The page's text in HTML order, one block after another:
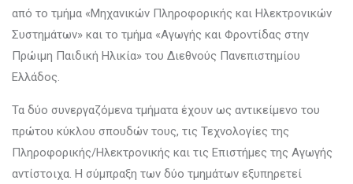
από το τμήμα «Μηχανικών Πληροφορικής και Ηλεκτρονικών
Συστημάτων» και το τμήμα «Αγωγής και Φροντίδας στην
Πρώιμη Παιδική Ηλικία» του Διεθνούς Πανεπιστημίου
Ελλάδος.
Τα δύο συνεργαζόμενα τμήματα έχουν ως αντικείμενο του
πρώτου κύκλου σπουδών τους, τις Τεχνολογίες της
Πληροφορικής/Ηλεκτρονικής και τις Επιστήμες της Αγωγής
αντίστοιχα. Η σύμπραξη των δύο τμημάτων εξυπηρετεί